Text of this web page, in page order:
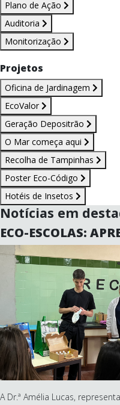
Plano de Ação
Auditoria
Monitorização
Projetos
Oficina de Jardinagem
EcoValor
Geração Depositrão
O Mar começa aqui
Recolha de Tampinhas
Poster Eco-Código
Hotéis de Insetos
Notícias em
ECO-ESCOLAS:
A Dr.ª Amélia Lucas,